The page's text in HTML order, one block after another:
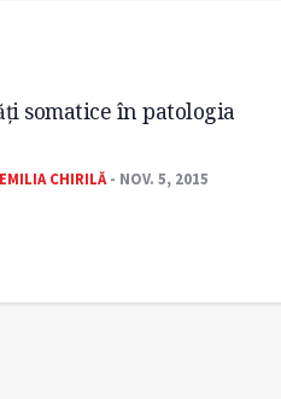
somatice în patologia
CHIRILĂ - NOV. 5, 2015